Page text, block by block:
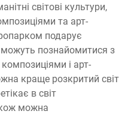
світові культури,
та арт-
подарує
можуть познайомитися з
і арт-
краще розкритий світ
в світ
можна